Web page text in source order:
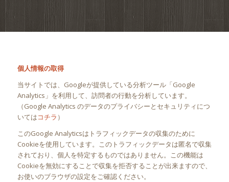
個人情報の取得
当サイトでは、Googleが提供している分析ツール「Google
Analytics」を利用して、訪問者の行動を分析しています。
（Google Analytics のデータのプライバシーとセキュリティにつ
いてはコチラ ）
このGoogle Analyticsはトラフィックデータの収集のために
Cookieを使用しています。このトラフィックデータは匿名で収集
されており、個人を特定するものではありません。この機能は
Cookieを無効にすることで収集を拒否することが出来ますので、
お使いのブラウザの設定をご確認ください。